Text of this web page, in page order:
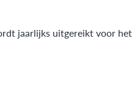
jaarlijks uitgereikt voor